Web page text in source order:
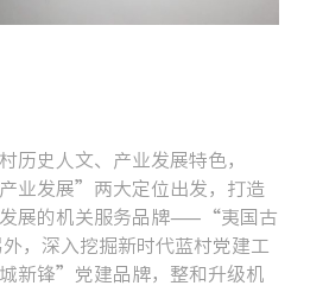
历史人文、产业发展特色，
业发展”两大定位出发，打造
展的机关服务品牌——“夷国古
，深入挖掘新时代蓝村党建工
新锋”党建品牌，整和升级机